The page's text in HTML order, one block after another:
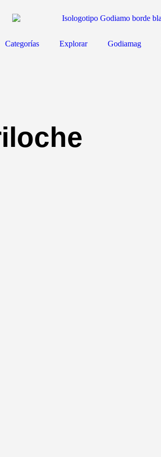
Categorías Explorar Godiamag